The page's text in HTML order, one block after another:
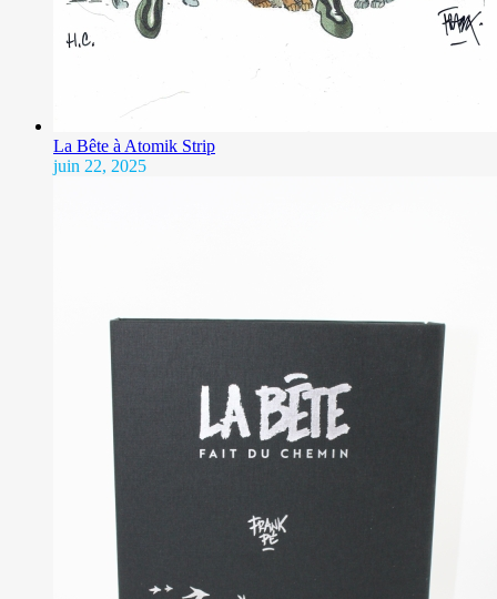
La Bête à Atomik Strip
juin 22, 2025